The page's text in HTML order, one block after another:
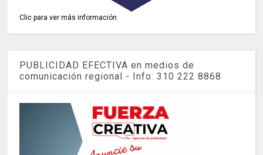
Clic para ver más información
PUBLICIDAD EFECTIVA en medios de
comunicación regional - Info: 310 222 8868